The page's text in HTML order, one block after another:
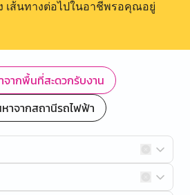
เส้นทางต่อไปในอาชีพรอคุณอยู่
จากพื้นที่สะดวกรับงาน
าจากสถานีรถไฟฟ้า